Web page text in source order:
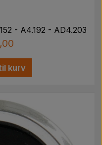
- A4.192 - AD4.203
kurv